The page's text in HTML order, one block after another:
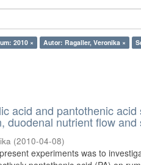
2010 × Autor: Ragaller, Veronika ×
acid and pantothenic
duodenal nutrient flow
(2010-04-08)
experiments was to